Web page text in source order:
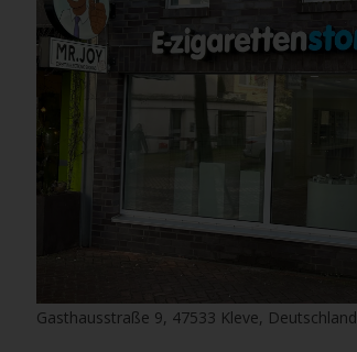
Gasthausstraße 9, 47533 Kleve, Deutschland